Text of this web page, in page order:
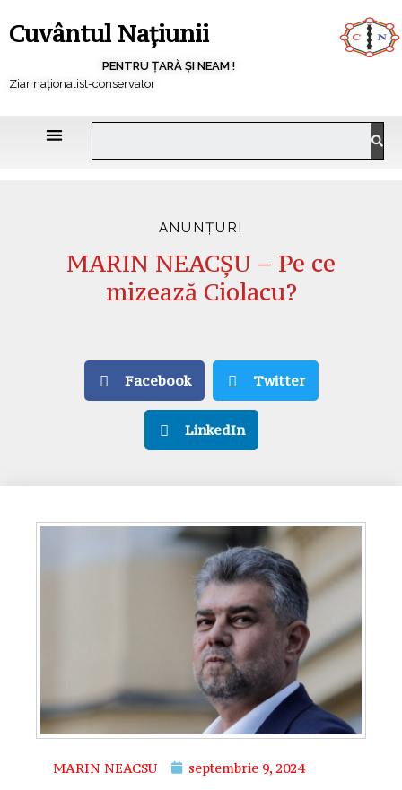
Cuvântul Națiunii
PENTRU ȚARĂ ȘI NEAM !
Ziar naționalist-conservator
ANUNȚURI
MARIN NEACȘU – Pe ce
mizează Ciolacu?
Facebook Twitter
LinkedIn
MARIN NEACSU septembrie 9, 2024